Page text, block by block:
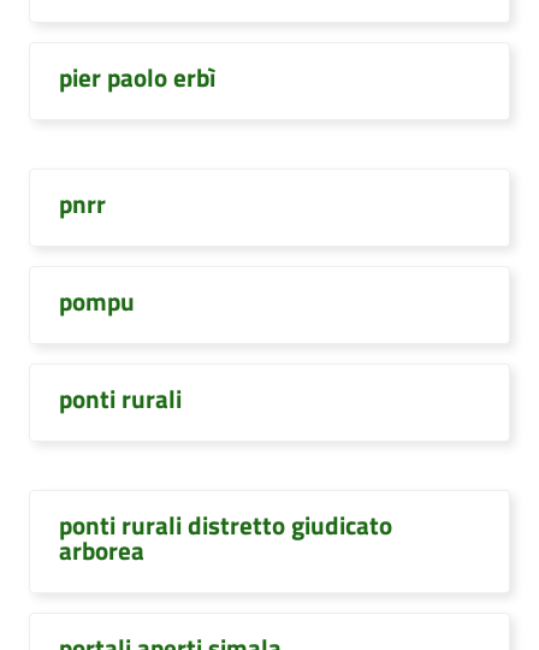
pier paolo erbì
pnrr
pompu
ponti rurali
ponti rurali distretto giudicato
arborea